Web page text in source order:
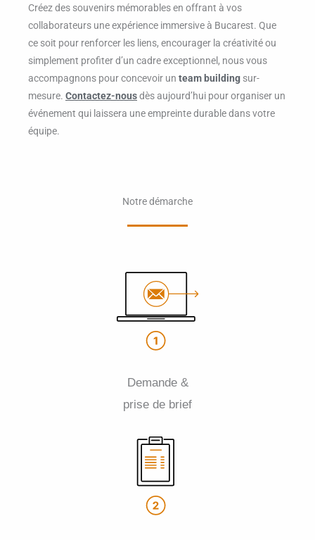
Créez des souvenirs mémorables en offrant à vos
collaborateurs une expérience immersive à Bucarest. Que
ce soit pour renforcer les liens, encourager la créativité ou
simplement profiter d’un cadre exceptionnel, nous vous
accompagnons pour concevoir un team building sur-
mesure. Contactez-nousdès aujourd’hui pour organiser un
événement qui laissera une empreinte durable dans votre
équipe.
Notre démarche
Demande &
prise de brief